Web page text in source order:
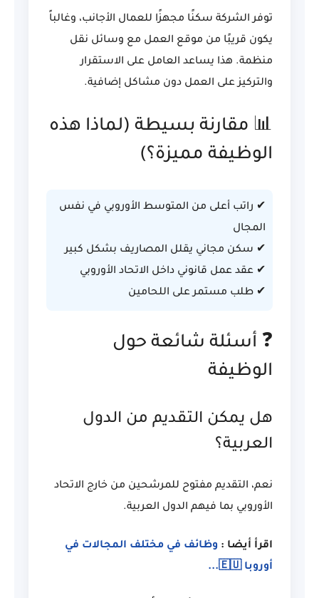
توفر الشركة سكنًا مجهزًا للعمال الأجانب، وغالباً
يكون قريبًا من موقع العمل مع وسائل نقل
منظمة. هذا يساعد العامل على الاستقرار
والتركيز على العمل دون مشاكل إضافية.
📊 مقارنة بسيطة (لماذا هذه
الوظيفة مميزة؟)
✔ راتب أعلى من المتوسط الأوروبي في نفس
المجال
✔ سكن مجاني يقلل المصاريف بشكل كبير
✔ عقد عمل قانوني داخل الاتحاد الأوروبي
✔ طلب مستمر على اللحامين
❓ أسئلة شائعة حول
الوظيفة
هل يمكن التقديم من الدول
العربية؟
نعم، التقديم مفتوح للمرشحين من خارج الاتحاد
الأوروبي بما فيهم الدول العربية.
اقرأ أيضا : وظائف في مختلف المجالات في
أوروبا 🇪🇺...